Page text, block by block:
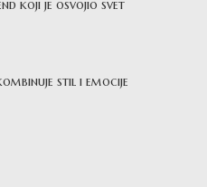
koji je osvojio svet
stil i emocije